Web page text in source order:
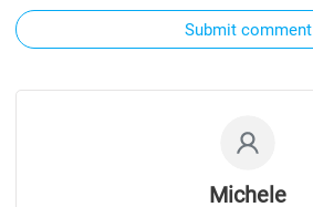
Submit comment
Michele